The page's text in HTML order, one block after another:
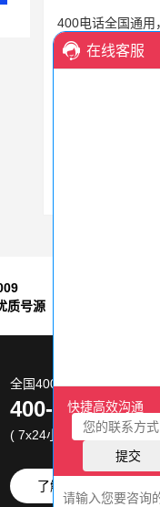
质号源
全国400电话服务热线:
400-870-8800
( 7x24小时 )
了解更多